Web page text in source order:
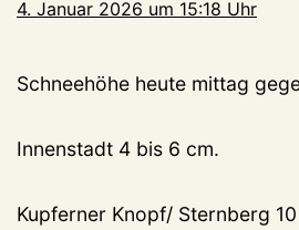
4. Januar 2026 um 15:18 Uhr
Schneehöhe heute mittag
Innenstadt 4 bis 6 cm.
Kupferner Knopf/ Sternberg